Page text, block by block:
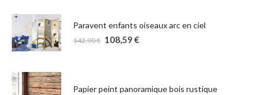
Paravent enfants oiseaux arc en ciel
142,90€ 108,59 €
Papier peint panoramique bois rustique